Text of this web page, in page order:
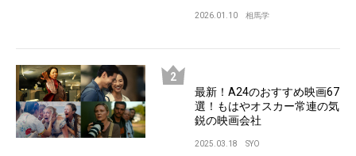
2026.01.10 相馬学
最新！A24のおすすめ映画67
選！もはやオスカー常連の気
鋭の映画会社
2025.03.18 SYO